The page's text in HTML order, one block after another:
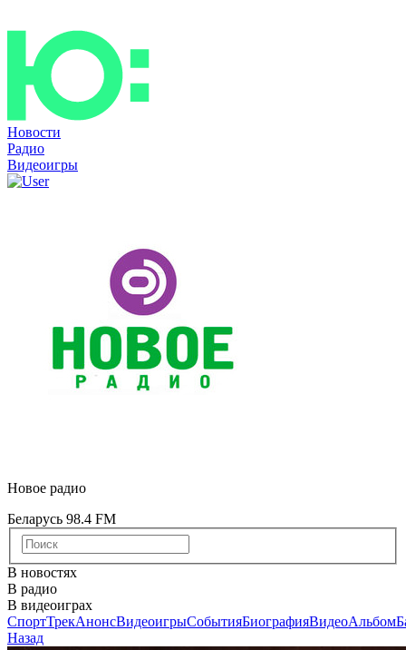
Новости
Радио
Видеоигры
Новое радио
Беларусь 98.4 FM
В новостях
В радио
В видеоиграх
СпортТрекАнонсВидеоигрыСобытияБиографияВидеоАльбом
Назад